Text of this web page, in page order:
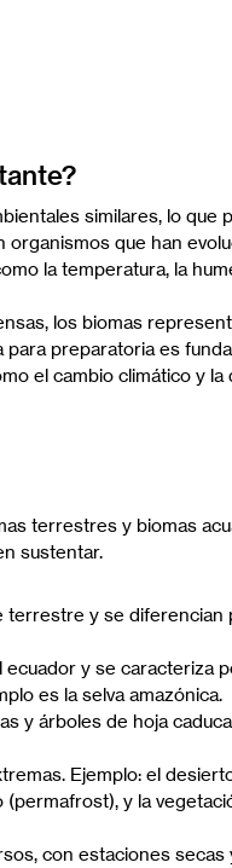
similares, lo que
que han
la temperatura, la
los biomas
preparatoria es
el cambio climático y
terrestres y biomas
sustentar.
terrestre y se diferencian
y se caracteriza
es la selva amazónica.
y árboles de hoja
Ejemplo: el
y la
con estaciones secas